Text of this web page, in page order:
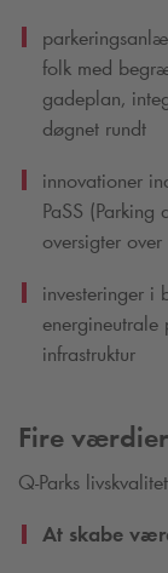
folk med
gadeplan,
døgnet rundt
innovationer
PaSS
oversigter
investeringer i
infrastruktur
Fire værdier
Q-Parks
At skabe